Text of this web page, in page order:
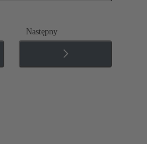
Następny